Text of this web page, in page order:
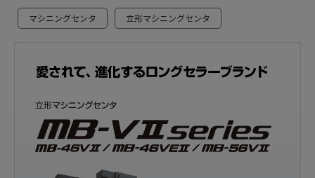
マシニングセンタ 立形マシニングセンタ